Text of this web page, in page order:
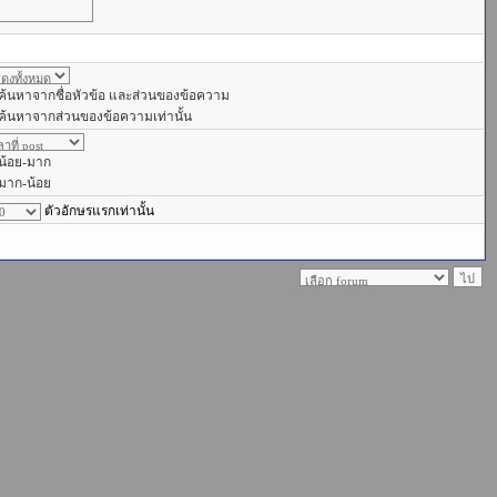
นหาจากชื่อหัวข้อ และส่วนของข้อความ
นหาจากส่วนของข้อความเท่านั้น
อย-มาก
าก-น้อย
ตัวอักษรแรกเท่านั้น